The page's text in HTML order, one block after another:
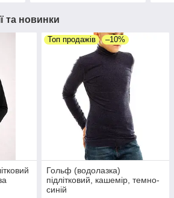
та новинки
Топ продажів –10%
Гольф (водолазка)
підлітковий, кашемір, темно-
синій